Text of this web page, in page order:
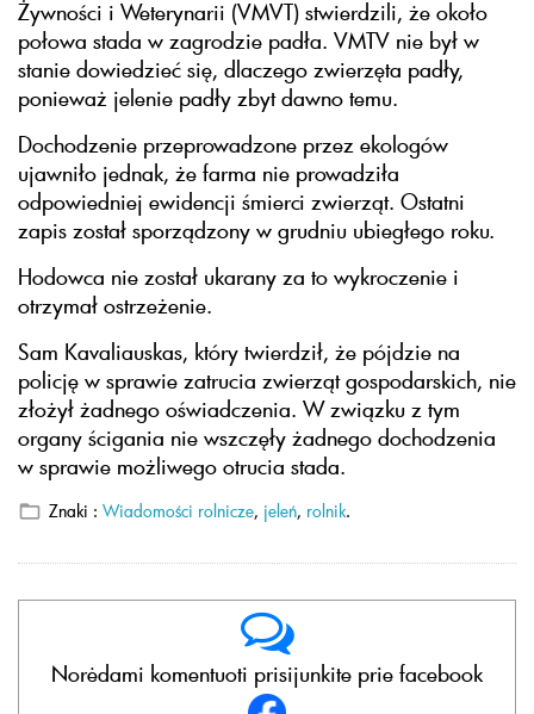
Żywności i Weterynarii (VMVT) stwierdzili, że około
połowa stada w zagrodzie padła. VMTV nie był w
stanie dowiedzieć się, dlaczego zwierzęta padły,
ponieważ jelenie padły zbyt dawno temu.
Dochodzenie przeprowadzone przez ekologów
ujawniło jednak, że farma nie prowadziła
odpowiedniej ewidencji śmierci zwierząt. Ostatni
zapis został sporządzony w grudniu ubiegłego roku.
Hodowca nie został ukarany za to wykroczenie i
otrzymał ostrzeżenie.
Sam Kavaliauskas, który twierdził, że pójdzie na
policję w sprawie zatrucia zwierząt gospodarskich, nie
złożył żadnego oświadczenia. W związku z tym
organy ścigania nie wszczęły żadnego dochodzenia
w sprawie możliwego otrucia stada.
Znaki : Wiadomości rolnicze, jeleń, rolnik.
Norėdami komentuoti prisijunkite prie facebook